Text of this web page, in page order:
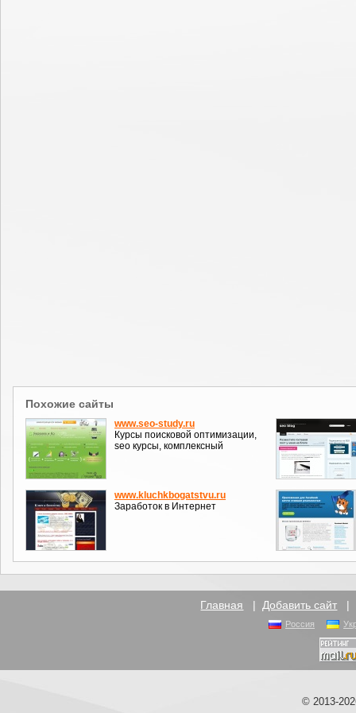
Похожие сайты
www.seo-study.ru
Курсы поисковой оптимизации,
seo курсы, комплексный
www.kluchkbogatstvu.ru
Заработок в Интернет
Главная | Добавить сайт |
Россия
© 2013-